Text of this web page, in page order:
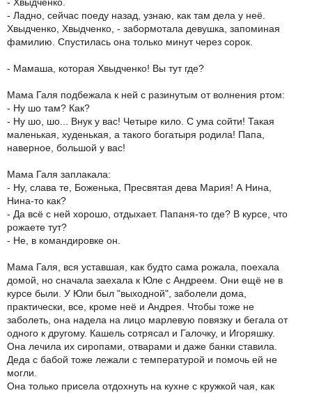
- Ладно, сейчас поеду назад, узнаю, как там дела у неё.
Хвыдченко, Хвыдченко, - забормотала девушка, запоминая
фамилию. Спустилась она только минут через сорок.
- Мамаша, которая Хвыдченко! Вы тут где?
Мама Галя подбежала к ней с разинутым от волнения ртом:
- Ну шо там? Как?
- Ну шо, шо... Внук у вас! Четыре кило. С ума сойти! Такая
маленькая, худенькая, а такого богатыря родила! Папа,
наверное, большой у вас!
Мама Галя заплакала:
- Ну, слава те, Боженька, Пресвятая дева Мария! А Нина,
Нина-то как?
- Да всё с ней хорошо, отдыхает. Папаня-то где? В курсе, что
рожаете тут?
- Не, в командировке он.
Мама Галя, вся уставшая, как будто сама рожала, поехала
домой, но сначала заехала к Юле с Андреем. Они ещё не в
курсе были. У Юли был "выходной", заболели дома,
практически, все, кроме неё и Андрея. Чтобы тоже не
заболеть, она надела на лицо марлевую повязку и бегала от
одного к другому. Кашель сотрясал и Галочку, и Игоряшку.
Она лечила их сиропами, отварами и даже банки ставила.
Деда с бабой тоже лежали с температурой и помочь ей не
могли.
Она только присела отдохнуть на кухне с кружкой чая, как